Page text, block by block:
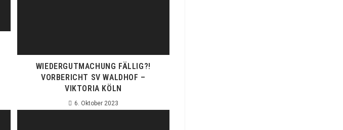
WIEDERGUTMACHUNG FÄLLIG?!
VORBERICHT SV WALDHOF –
VIKTORIA KÖLN
6. Oktober 2023